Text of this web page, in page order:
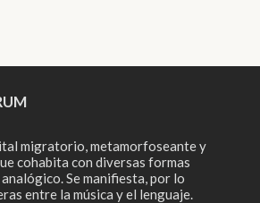
migratorio, metamorfoseante y
cohabita con diversas formas
Se manifiesta, por lo
entre la música y el lenguaje.